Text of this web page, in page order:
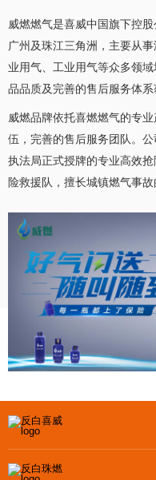
威燃燃气是喜威中国旗下控
广州及珠江三角洲，主要从
业用气、工业用气等众多领
品品质及完善的售后服务体系
威燃品牌依托喜燃燃气的专
伍，完善的售后服务团队。
执法局正式授牌的专业高效
险救援队，擅长城镇燃气事故